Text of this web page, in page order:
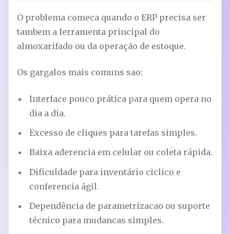
O problema comeca quando o ERP precisa ser
tambem a ferramenta principal do
almoxarifado ou da operação de estoque.
Os gargalos mais comuns sao:
Interface pouco prática para quem opera no
dia a dia.
Excesso de cliques para tarefas simples.
Baixa aderencia em celular ou coleta rápida.
Dificuldade para inventário ciclico e
conferencia ágil.
Dependência de parametrizacao ou suporte
técnico para mudancas simples.